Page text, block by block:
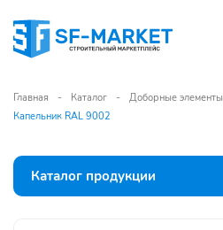
Главная Каталог Доборные элементы
Капельник RAL 9002
Каталог продукции